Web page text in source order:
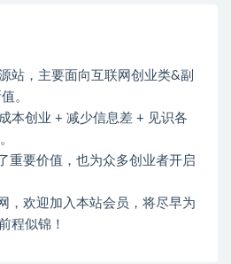
站，主要面向互联网创业类&副
。
本创业 + 减少信息差 + 见识各
重要价值，也为众多创业者开启
，欢迎加入本站会员，将尽早为
程似锦！